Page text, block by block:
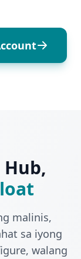
malinis,
sa iyong
walang